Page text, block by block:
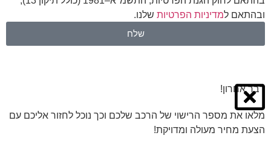
ובהתאם ל מדיניות הפרטיותשלנו.
שלח
דבר אחרון!
מלאו את מספר הרישוי של הרכב שלכם וכך נוכל לחזור אליכם עם
הצעת מחיר מעולה ומדויקת!